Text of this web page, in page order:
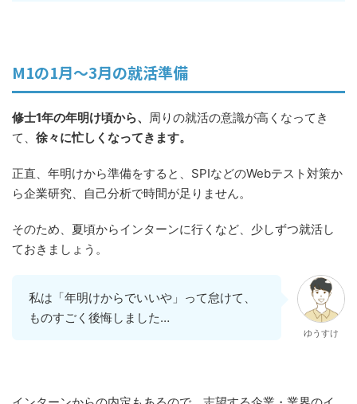
M1の1月〜3月の就活準備
修士1年の年明け頃から、
周りの就活の意識が高くなってき
て、 徐々に忙しくなってきます。
正直、年明けから準備をすると、SPIなどのWebテスト対策か
ら企業研究、自己分析で時間が足りません。
そのため、夏頃からインターンに行くなど、少しずつ就活し
ておきましょう。
私は「年明けからでいいや」って怠けて、
ものすごく後悔しました…
ゆうすけ